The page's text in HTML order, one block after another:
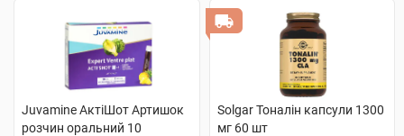
Juvamine АктіШот Артишок
розчин оральний 10
Solgar Тоналін капсули 1300
мг 60 шт